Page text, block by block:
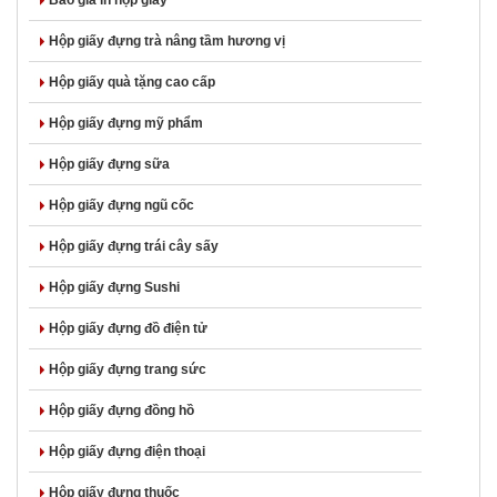
Hộp giấy đựng trà nâng tầm hương vị
Hộp giấy quà tặng cao cấp
Hộp giấy đựng mỹ phẩm
Hộp giấy đựng sữa
Hộp giấy đựng ngũ cốc
Hộp giấy đựng trái cây sấy
Hộp giấy đựng Sushi
Hộp giấy đựng đồ điện tử
Hộp giấy đựng trang sức
Hộp giấy đựng đồng hồ
Hộp giấy đựng điện thoại
Hộp giấy đựng thuốc